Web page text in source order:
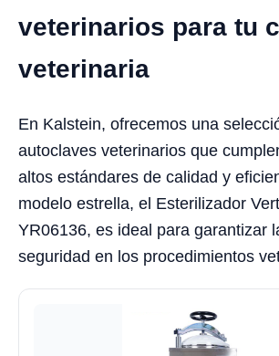
veterinarios para tu
veterinaria
En Kalstein, ofrecemos una
autoclaves veterinarios que
altos estándares de calidad y
modelo estrella, el Esterilizador
YR06136, es ideal para garantizar
seguridad en los procedimientos